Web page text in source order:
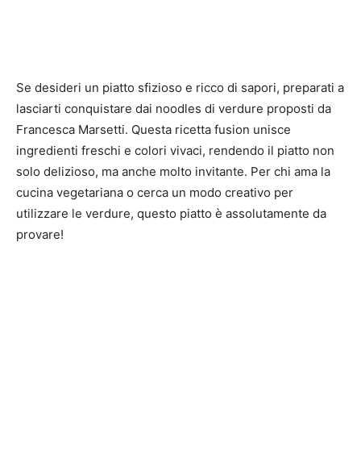
Se desideri un piatto sfizioso e ricco di sapori, preparati a
lasciarti conquistare dai noodles di verdure proposti da
Francesca Marsetti. Questa ricetta fusion unisce
ingredienti freschi e colori vivaci, rendendo il piatto non
solo delizioso, ma anche molto invitante. Per chi ama la
cucina vegetariana o cerca un modo creativo per
utilizzare le verdure, questo piatto è assolutamente da
provare!